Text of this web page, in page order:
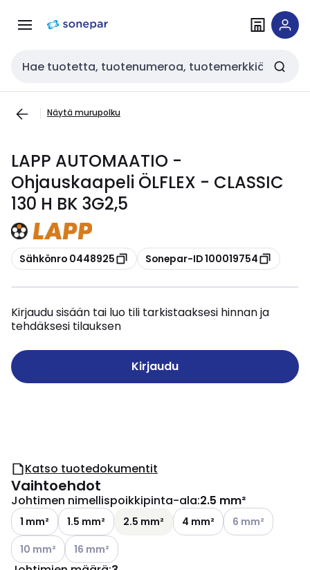
navigointiinsisältöön
Haku
Näytä murupolku
LAPP AUTOMAATIO -
Ohjauskaapeli ÖLFLEX - CLASSIC
130 H BK 3G2,5
Kopioi
Sähkönro 0448925 Kopioi
Sonepar-ID 100019754
Kirjaudu sisään tai luo tili tarkistaaksesi hinnan ja
tehdäksesi tilauksen
Kirjaudu
Katso tuotedokumentit
Vaihtoehdot
Johtimen nimellispoikkipinta-ala:2.5 mm²
1 mm² 1.5 mm² 2.5 mm² 4 mm² Katso
6 mm²
Katso käytettävissä olevat vaihtoehdot
10 mm² Katso käytettävissä olevat vaihtoehdot
16 mm²